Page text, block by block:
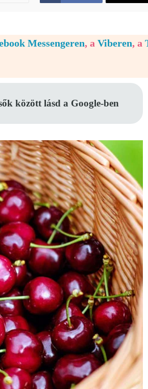
Messengeren, a Viberen, a
között lásd a Google-ben